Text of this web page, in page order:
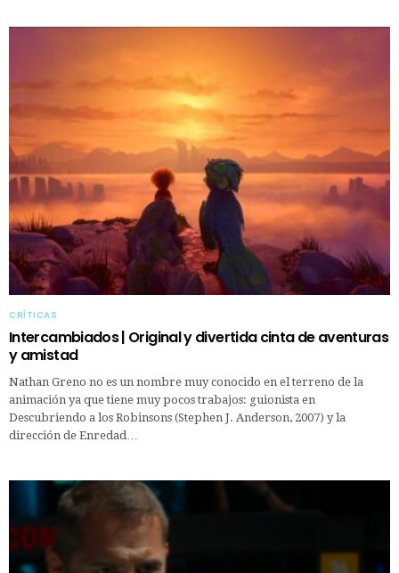
CRÍTICAS
Intercambiados | Original y divertida cinta de aventuras
y amistad
Nathan Greno no es un nombre muy conocido en el terreno de la
animación ya que tiene muy pocos trabajos: guionista en
Descubriendo a los Robinsons (Stephen J. Anderson, 2007) y la
dirección de Enredad…